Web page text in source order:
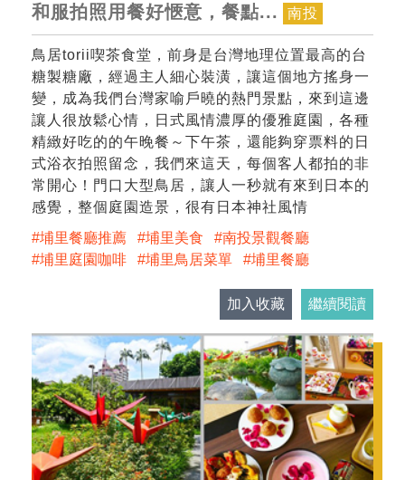
和服拍照用餐好愜意，餐點...
南投
鳥居torii喫茶食堂，前身是台灣地理位置最高的台
糖製糖廠，經過主人細心裝潢，讓這個地方搖身一
變，成為我們台灣家喻戶曉的熱門景點，來到這邊
讓人很放鬆心情，日式風情濃厚的優雅庭園，各種
精緻好吃的的午晚餐～下午茶，還能夠穿票料的日
式浴衣拍照留念，我們來這天，每個客人都拍的非
常開心！門口大型鳥居，讓人一秒就有來到日本的
感覺，整個庭園造景，很有日本神社風情
埔里餐廳推薦
埔里美食
南投景觀餐廳
埔里庭園咖啡
埔里鳥居菜單 埔里餐廳
加入收藏 繼續閱讀